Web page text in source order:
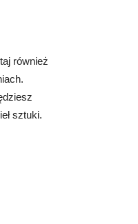
również
sztuki.